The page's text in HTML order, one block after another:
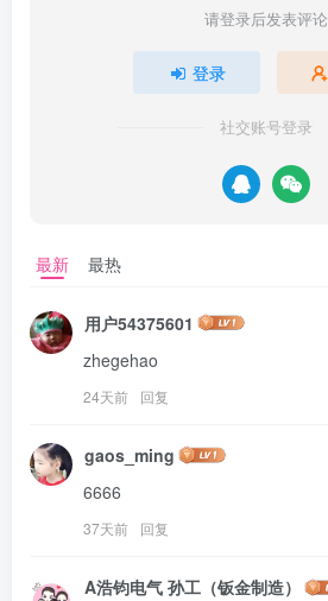
请登录后发表评论
登录
社交账号登录
最新 最热
用户54375601
zhegehao
24天前 回复
gaos_ming
6666
37天前 回复
A浩钧电气 孙工（钣金制造）